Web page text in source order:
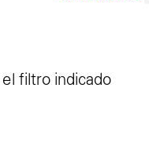
filtro indicado